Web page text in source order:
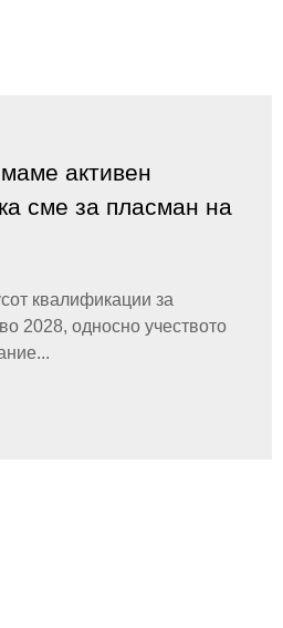
активен
сме за пласман на
квалификации за
2028, односно учеството